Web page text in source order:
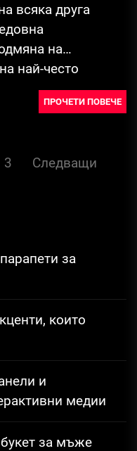
всяка друга
на
най-често
тяхната роля е...
ПРОЧЕТИ ПОВЕЧЕ
3 Следващи
за
които
и
медии
за мъже